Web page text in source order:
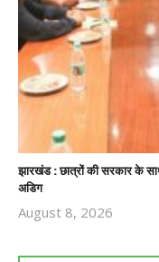
झारखंड : छात्रों की सरकार के
अडिग
August 8, 2026